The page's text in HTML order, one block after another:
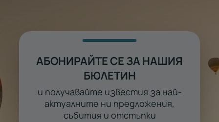
АБОНИРАЙТЕ СЕ ЗА НАШИЯ
БЮЛЕТИН
и получавайте известия за най-
актуалните ни предложения,
събития и отстъпки